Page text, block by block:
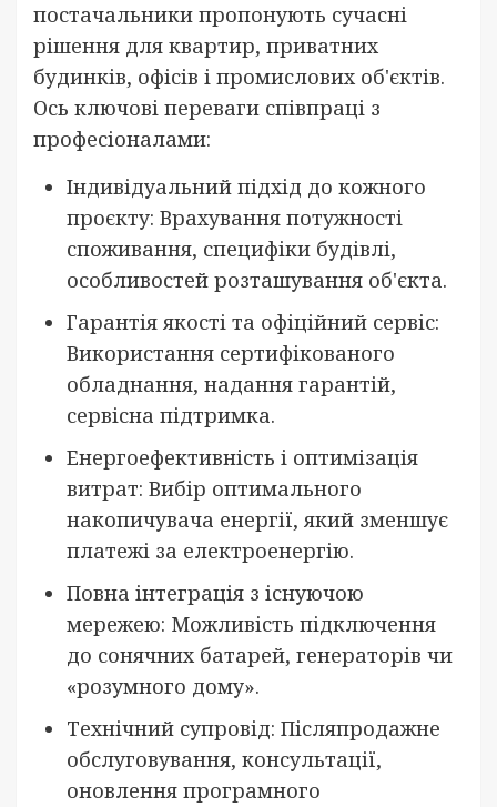
постачальники пропонують сучасні
рішення для квартир, приватних
будинків, офісів і промислових об'єктів.
Ось ключові переваги співпраці з
професіоналами:
Індивідуальний підхід до кожного
проєкту: Врахування потужності
споживання, специфіки будівлі,
особливостей розташування об'єкта.
Гарантія якості та офіційний сервіс:
Використання сертифікованого
обладнання, надання гарантій,
сервісна підтримка.
Енергоефективність і оптимізація
витрат: Вибір оптимального
накопичувача енергії, який зменшує
платежі за електроенергію.
Повна інтеграція з існуючою
мережею: Можливість підключення
до сонячних батарей, генераторів чи
«розумного дому».
Технічний супровід: Післяпродажне
обслуговування, консультації,
оновлення програмного